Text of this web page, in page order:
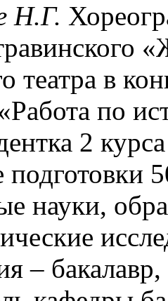
Н.Г.
театра в
по
2
подготовки
науки,
–